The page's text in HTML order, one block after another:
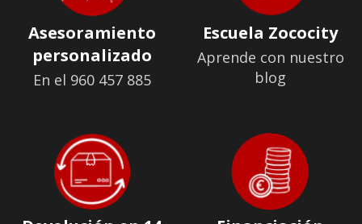
Asesoramiento
personalizado
En el 960 457 885
Escuela Zococity
Aprende con nuestro
blog